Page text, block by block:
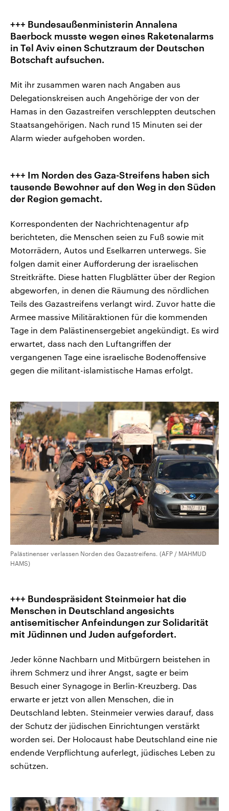
+++ Bundesaußenministerin Annalena
Baerbock musste wegen eines Raketenalarms
in Tel Aviv einen Schutzraum der Deutschen
Botschaft aufsuchen.
Mit ihr zusammen waren nach Angaben aus
Delegationskreisen auch Angehörige der von der
Hamas in den Gazastreifen verschleppten deutschen
Staatsangehörigen. Nach rund 15 Minuten sei der
Alarm wieder aufgehoben worden.
+++ Im Norden des Gaza-Streifens haben sich
tausende Bewohner auf den Weg in den Süden
der Region gemacht.
Korrespondenten der Nachrichtenagentur afp
berichteten, die Menschen seien zu Fuß sowie mit
Motorrädern, Autos und Eselkarren unterwegs. Sie
folgen damit einer Aufforderung der israelischen
Streitkräfte. Diese hatten Flugblätter über der Region
abgeworfen, in denen die Räumung des nördlichen
Teils des Gazastreifens verlangt wird. Zuvor hatte die
Armee massive Militäraktionen für die kommenden
Tage in dem Palästinensergebiet angekündigt. Es wird
erwartet, dass nach den Luftangriffen der
vergangenen Tage eine israelische Bodenoffensive
gegen die militant-islamistische Hamas erfolgt.
Palästinenser verlassen Norden des Gazastreifens. (AFP / MAHMUD
HAMS)
+++ Bundespräsident Steinmeier hat die
Menschen in Deutschland angesichts
antisemitischer Anfeindungen zur Solidarität
mit Jüdinnen und Juden aufgefordert.
Jeder könne Nachbarn und Mitbürgern beistehen in
ihrem Schmerz und ihrer Angst, sagte er beim
Besuch einer Synagoge in Berlin-Kreuzberg. Das
erwarte er jetzt von allen Menschen, die in
Deutschland lebten. Steinmeier verwies darauf, dass
der Schutz der jüdischen Einrichtungen verstärkt
worden sei. Der Holocaust habe Deutschland eine nie
endende Verpflichtung auferlegt, jüdisches Leben zu
schützen.